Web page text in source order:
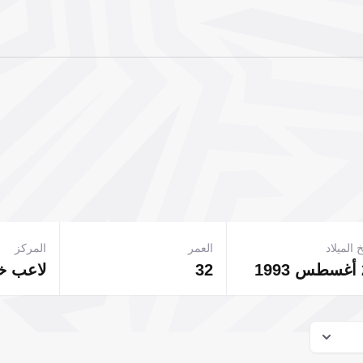
الميلاد
32
العمر المركز